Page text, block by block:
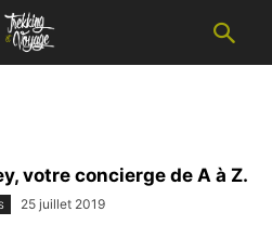
votre concierge de A à Z.
25 juillet 2019